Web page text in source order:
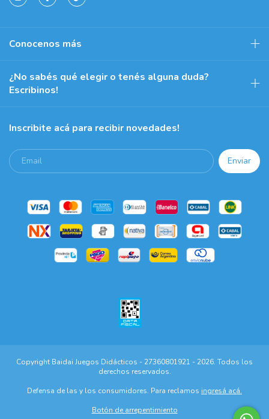
Conocenos más
¿No sabés qué elegir o tenés alguna duda?
Escribinos!
Inscribite acá para recibir novedades!
Copyright Baidai Juegos Didácticos - 27360801921 - 2026. Todos los
derechos reservados.
Defensa de las y los consumidores. Para reclamos ingresá acá.
Botón de arrepentimiento